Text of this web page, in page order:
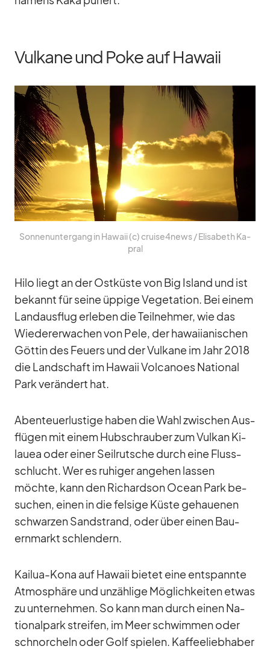
Vulkane und Poke auf Hawaii
Son­nen­un­ter­gang in Ha­waii (c) cruise4news /​ Eli­sa­beth Ka­
pral
Hilo liegt an der Ost­küste von Big Is­land und ist
be­kannt für seine üp­pige Ve­ge­ta­tion. Bei ei­nem
Land­aus­flug er­le­ben die Teil­neh­mer, wie das
Wie­der­erwa­chen von Pele, der ha­wai­ia­ni­schen
Göt­tin des Feu­ers und der Vul­kane im Jahr 2018
die Land­schaft im Ha­waii Vol­ca­noes Na­tio­nal
Park ver­än­dert hat.
Aben­teu­er­lus­tige ha­ben die Wahl zwi­schen Aus­
flü­gen mit ei­nem Hub­schrau­ber zum Vul­kan Ki­
lauea oder ei­ner Seil­rut­sche durch eine Fluss­
schlucht. Wer es ru­hi­ger an­ge­hen las­sen
möchte, kann den Ri­chard­son Ocean Park be­
su­chen, ei­nen in die fel­sige Küste ge­haue­nen
schwar­zen Sand­strand, oder über ei­nen Bau­
ern­markt schlen­dern.
Kai­lua-Kona auf Ha­waii bie­tet eine ent­spannte
At­mo­sphäre und un­zäh­lige Mög­lich­kei­ten et­was
zu un­ter­neh­men. So kann man durch ei­nen Na­
tio­nal­park strei­fen, im Meer schwim­men oder
schnor­cheln oder Golf spie­len. Kaf­fee­lieb­ha­ber